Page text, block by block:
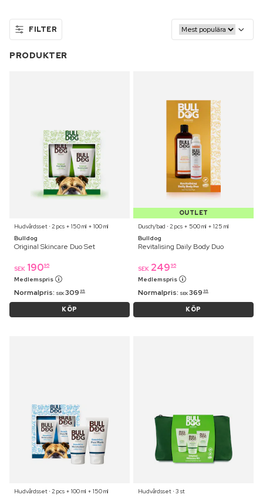
FILTER
PRODUKTER
Hudvårdsset ⋅ 2 pcs + 150 ml + 100 ml
Bulldog
Original Skincare Duo Set
SEK 19095
Medlemspris
Normalpris: SEK 309 95
KÖP
OUTLET
Dusch/bad ⋅ 2 pcs + 500 ml + 125 ml
Bulldog
Revitalising Daily Body Duo
SEK 249 95
Medlemspris
Normalpris: SEK 369 95
KÖP
Hudvårdsset ⋅ 2 pcs + 100 ml + 150 ml
Hudvårdsset ⋅ 3 st